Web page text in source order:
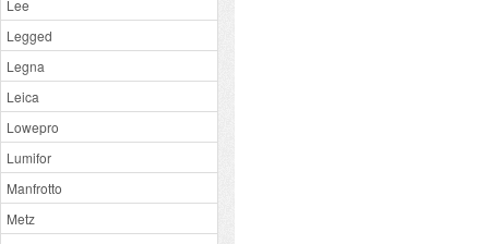
Lee
Legged
Legna
Leica
Lowepro
Lumifor
Manfrotto
Metz